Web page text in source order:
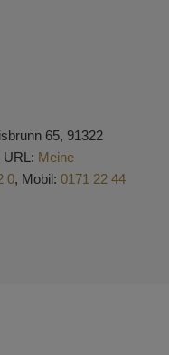
65, 91322
URL: Meine
0, Mobil: 0171 22 44